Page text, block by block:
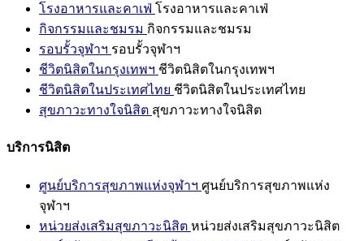
โรงอาหารและคาเฟ่ โรงอาหารและคาเฟ่
กิจกรรมและชมรม กิจกรรมและชมรม
รอบรั้วจุฬาฯ รอบรั้วจุฬาฯ
ชีวิตนิสิตในกรุงเทพฯ ชีวิตนิสิตในกรุงเทพฯ
ชีวิตนิสิตในประเทศไทย ชีวิตนิสิตในประเทศไทย
สุขภาวะทางใจนิสิต สุขภาวะทางใจนิสิต
บริการนิสิต
ศูนย์บริการสุขภาพแห่งจุฬาฯ ศูนย์บริการสุขภาพแห่ง
จุฬาฯ
หน่วยส่งเสริมสุขภาวะนิสิต หน่วยส่งเสริมสุขภาวะนิสิต